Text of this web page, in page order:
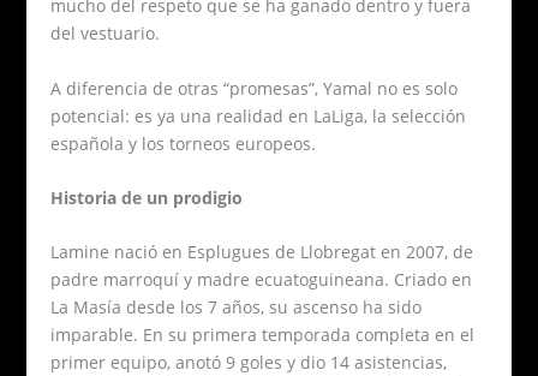
mucho del respeto que se ha ganado dentro y fuera
del vestuario.
A diferencia de otras “promesas”, Yamal no es solo
potencial: es ya una realidad en LaLiga, la selección
española y los torneos europeos.
Historia de un prodigio
Lamine nació en Esplugues de Llobregat en 2007, de
padre marroquí y madre ecuatoguineana. Criado en
La Masía desde los 7 años, su ascenso ha sido
imparable. En su primera temporada completa en el
primer equipo, anotó 9 goles y dio 14 asistencias,